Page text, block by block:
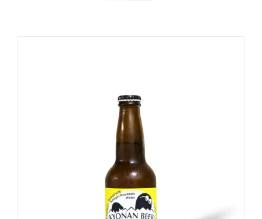
お買い物カゴに追加
詳細